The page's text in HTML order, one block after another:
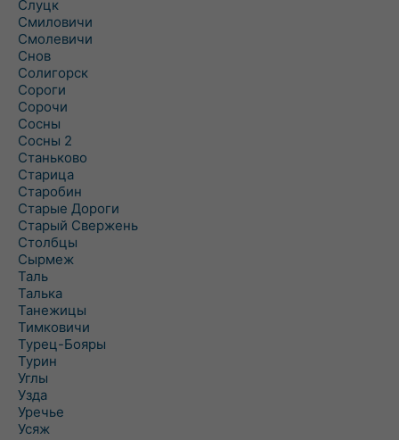
Слуцк
Смиловичи
Смолевичи
Снов
Солигорск
Сороги
Сорочи
Сосны
Сосны 2
Станьково
Старица
Старобин
Старые Дороги
Старый Свержень
Столбцы
Сырмеж
Таль
Талька
Танежицы
Тимковичи
Турец-Бояры
Турин
Углы
Узда
Уречье
Усяж